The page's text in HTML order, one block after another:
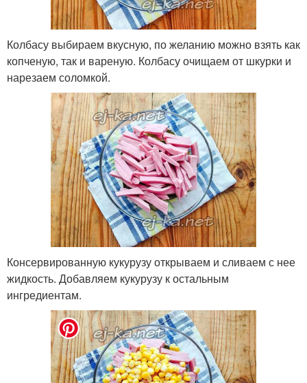
Колбасу выбираем вкусную, по желанию можно взять как
копченую, так и вареную. Колбасу очищаем от шкурки и
нарезаем соломкой.
Консервированную кукурузу открываем и сливаем с нее
жидкость. Добавляем кукурузу к остальным
ингредиентам.